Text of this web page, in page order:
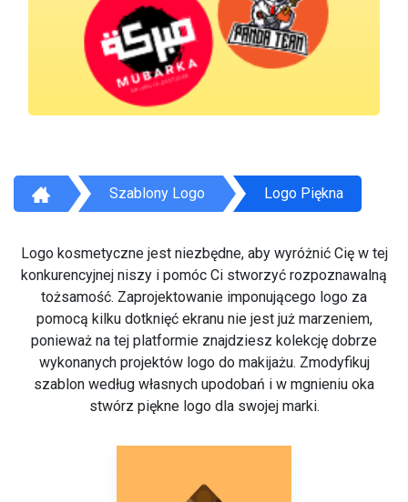
Szablony Logo Logo Piękna
Logo kosmetyczne jest niezbędne, aby wyróżnić Cię w tej
konkurencyjnej niszy i pomóc Ci stworzyć rozpoznawalną
tożsamość. Zaprojektowanie imponującego logo za
pomocą kilku dotknięć ekranu nie jest już marzeniem,
ponieważ na tej platformie znajdziesz kolekcję dobrze
wykonanych projektów logo do makijażu. Zmodyfikuj
szablon według własnych upodobań i w mgnieniu oka
stwórz piękne logo dla swojej marki.